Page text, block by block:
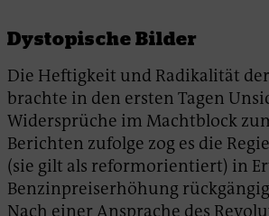
Dystopische Bilder
Die Heftigkeit und Radikalität
brachte in den ersten Tagen
Widersprüche im Machtblock
Berichten zufolge zog es die
(sie gilt als reformorientiert) in
Benzinpreiserhöhung
Nach einer Ansprache des